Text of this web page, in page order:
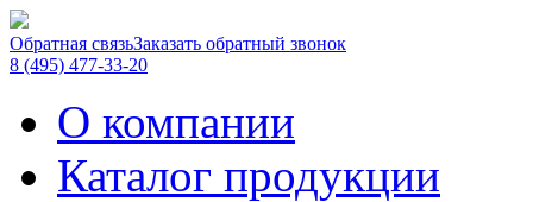
Обратная связьЗаказать обратный звонок
8 (495) 477-33-20
О компании
Каталог продукции